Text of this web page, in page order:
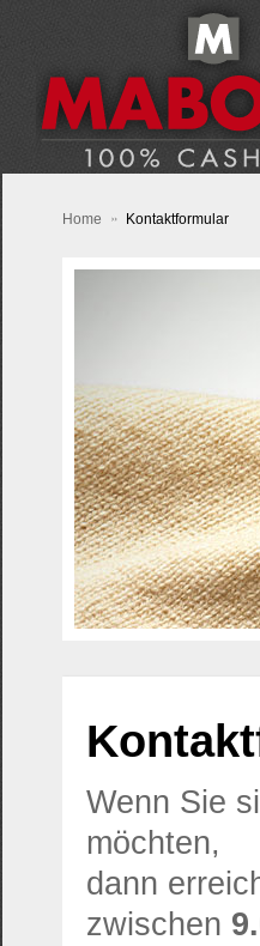
Home Kontaktformular
Wenn Sie
möchten,
dann
zwischen